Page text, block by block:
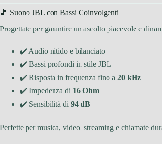
🎵 Suono JBL con Bassi Coinvolgenti
Progettate per garantire un ascolto piacevole e
✔️ Audio nitido e bilanciato
✔️ Bassi profondi in stile JBL
✔️ Risposta in frequenza fino a 20 kHz
✔️ Impedenza di 16 Ohm
✔️ Sensibilità di 94 dB
Perfette per musica, video, streaming e chiamate